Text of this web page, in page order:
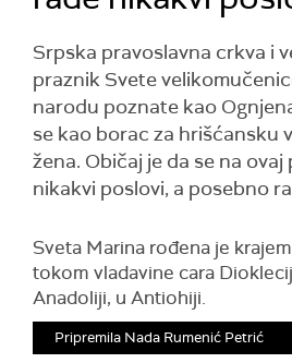
Srpska pravoslavna crkva i
praznik Svete
narodu poznate kao
se kao borac za hrišćansku
žena. Običaj je da se na
nikakvi poslovi, a posebno
Sveta Marina rođena je
tokom vladavine cara
Anadoliji, u Antiohiji.
Pripremila Nada Rumenić Petrić